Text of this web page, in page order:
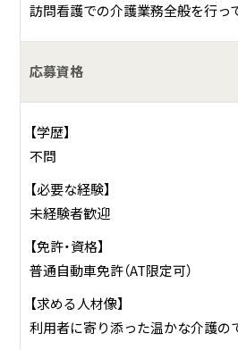
訪問看護での介護業務全般を行っ
応募資格
【学歴】
不問
【必要な経験】
未経験者歓迎
【免許・資格】
普通自動車免許（AT限定可）
【求める人材像】
利用者に寄り添った温かな介護の